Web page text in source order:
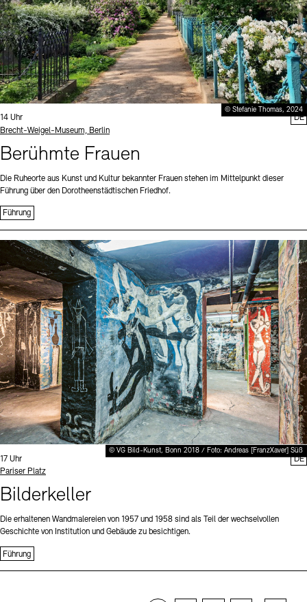
© Stefanie Thomas, 2024
Uhrzeit:
14 Uhr
Standort
Brecht-Weigel-Museum, Berlin
Berühmte Frauen
Die Ruheorte aus Kunst und Kultur bekannter Frauen stehen im Mittelpunkt dieser
Führung über den Dorotheenstädtischen Friedhof.
Führung
DE
© VG Bild-Kunst, Bonn 2018 / Foto: Andreas [FranzXaver] Süß
Uhrzeit:
17 Uhr
Standort
Pariser Platz
Bilderkeller
Die erhaltenen Wandmalereien von 1957 und 1958 sind als Teil der wechselvollen
Geschichte von Institution und Gebäude zu besichtigen.
Führung
DE